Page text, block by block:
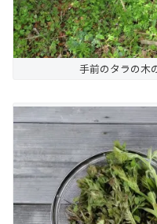
手前のタラの木